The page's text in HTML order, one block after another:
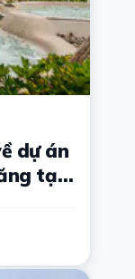
dự án
tạo